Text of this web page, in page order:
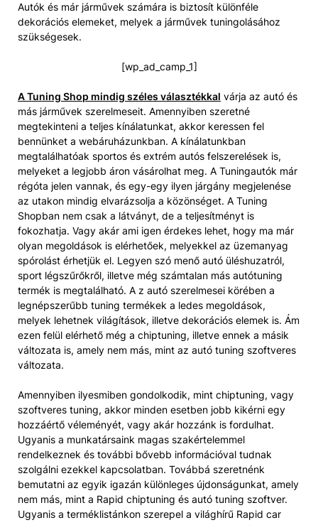
Autók és már járművek számára is biztosít különféle
dekorációs elemeket, melyek a járművek tuningolásához
szükségesek.
[wp_ad_camp_1]
A Tuning Shop mindig széles választékkal várja az autó és
más járművek szerelmeseit. Amennyiben szeretné
megtekinteni a teljes kínálatunkat, akkor keressen fel
bennünket a webáruházunkban. A kínálatunkban
megtalálhatóak sportos és extrém autós felszerelések is,
melyeket a legjobb áron vásárolhat meg. A Tuningautók már
régóta jelen vannak, és egy-egy ilyen járgány megjelenése
az utakon mindig elvarázsolja a közönséget. A Tuning
Shopban nem csak a látványt, de a teljesítményt is
fokozhatja. Vagy akár ami igen érdekes lehet, hogy ma már
olyan megoldások is elérhetőek, melyekkel az üzemanyag
spórolást érhetjük el. Legyen szó menő autó üléshuzatról,
sport légszűrőkről, illetve még számtalan más autótuning
termék is megtalálható. A z autó szerelmesei körében a
legnépszerűbb tuning termékek a ledes megoldások,
melyek lehetnek világítások, illetve dekorációs elemek is. Ám
ezen felül elérhető még a chiptuning, illetve ennek a másik
változata is, amely nem más, mint az autó tuning szoftveres
változata.
Amennyiben ilyesmiben gondolkodik, mint chiptuning, vagy
szoftveres tuning, akkor minden esetben jobb kikérni egy
hozzáértő véleményét, vagy akár hozzánk is fordulhat.
Ugyanis a munkatársaink magas szakértelemmel
rendelkeznek és további bővebb információval tudnak
szolgálni ezekkel kapcsolatban. Továbbá szeretnénk
bemutatni az egyik igazán különleges újdonságunkat, amely
nem más, mint a Rapid chiptuning és autó tuning szoftver.
Ugyanis a terméklistánkon szerepel a világhírű Rapid car